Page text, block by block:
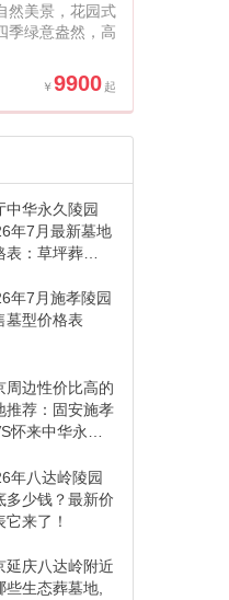
然美景，花园式
季绿意盎然，高
9900
中华永久陵园
年7月最新墓地
表：草坪葬
懂
年7月施孝陵园
墓型价格表
周边性价比高的
推荐：固安施孝
怀来中华永久
年八达岭陵园
多少钱？最新价
它来了！
延庆八达岭附近
些生态葬墓地,